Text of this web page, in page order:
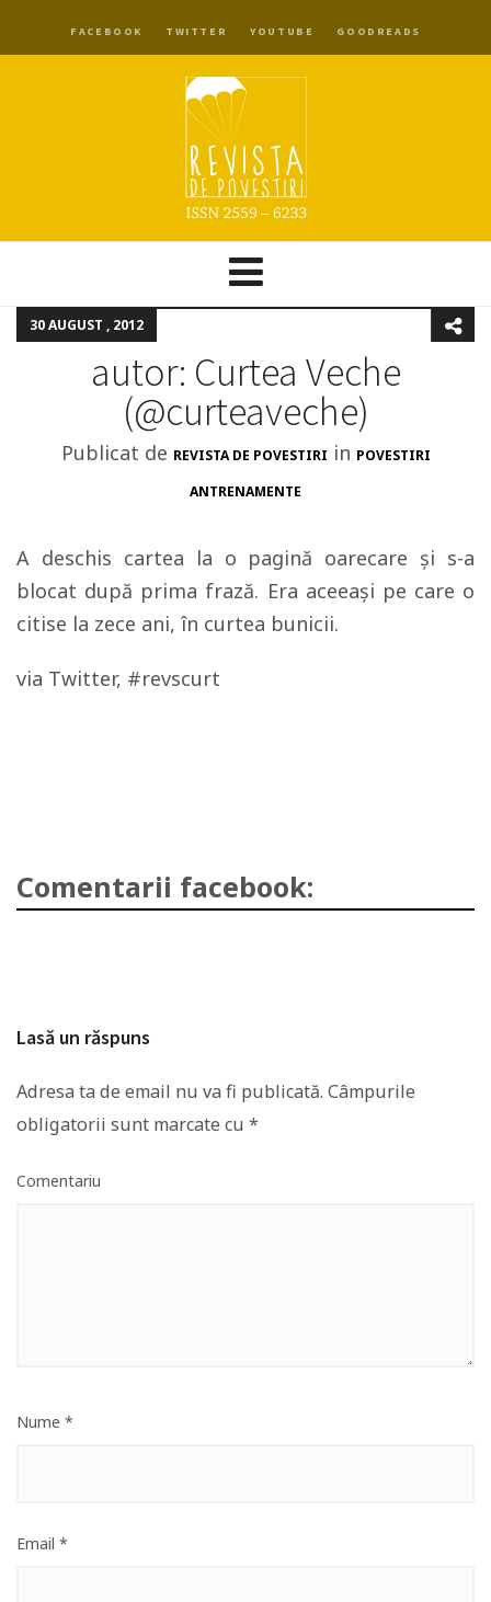
FACEBOOK TWITTER YOUTUBE GOODREADS
30 AUGUST , 2012
autor: Curtea Veche
(@curteaveche)
Publicat de REVISTA DE POVESTIRI in POVESTIRI
ANTRENAMENTE
A deschis cartea la o pagină oarecare şi s-a
blocat după prima frază. Era aceeaşi pe care o
citise la zece ani, în curtea bunicii.
via Twitter, #revscurt
Comentarii facebook:
Lasă un răspuns
Adresa ta de email nu va fi publicată. Câmpurile
obligatorii sunt marcate cu *
Comentariu
Nume *
Email *